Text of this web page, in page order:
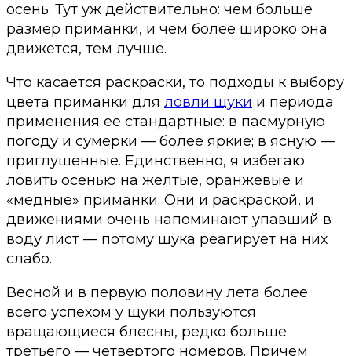
осень. Тут уж действительно: чем больше
размер приманки, и чем более широко она
движется, тем лучше.
Что касается раскраски, то подходы к выбору
цвета приманки для ловли щуки и периода
применения ее стандартные: в пасмурную
погоду и сумерки — более яркие; в ясную —
приглушенные. Единственно, я избегаю
ловить осенью на желтые, оранжевые и
«медные» приманки. Они и раскраской, и
движениями очень напоминают упавший в
воду лист — потому щука реагирует на них
слабо.
Весной и в первую половину лета более
всего успехом у щуки пользуются
вращающиеся блесны, редко больше
третьего — четвертого номеров. Причем